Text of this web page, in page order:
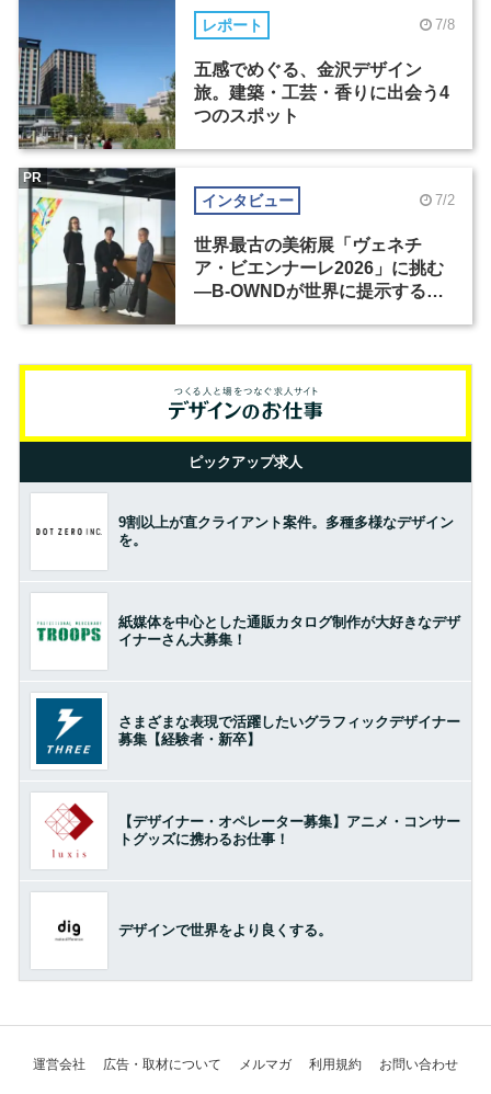
レポート 7/8
五感でめぐる、金沢デザイン
旅。建築・工芸・香りに出会う4
つのスポット
インタビュー 7/2
世界最古の美術展「ヴェネチ
ア・ビエンナーレ2026」に挑む
―B-OWNDが世界に提示する美
PR
ピックアップ求人
9割以上が直クライアント案件。多種多様なデザイン
を。
紙媒体を中心とした通販カタログ制作が大好きなデザ
イナーさん大募集！
さまざまな表現で活躍したいグラフィックデザイナー
募集【経験者・新卒】
【デザイナー・オペレーター募集】アニメ・コンサー
トグッズに携わるお仕事！
デザインで世界をより良くする。
運営会社 広告・取材について メルマガ 利用規約 お問い合わせ